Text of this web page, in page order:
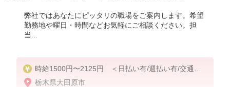
弊社ではあなたにピッタリの職場をご案内します。希望
勤務地や曜日・時間などお気軽にご相談ください。担
当...
時給1500円〜2125円 ＜日払い有/週払い有/交通費
全支給(ガソリン代含む)＞
栃木県大田原市